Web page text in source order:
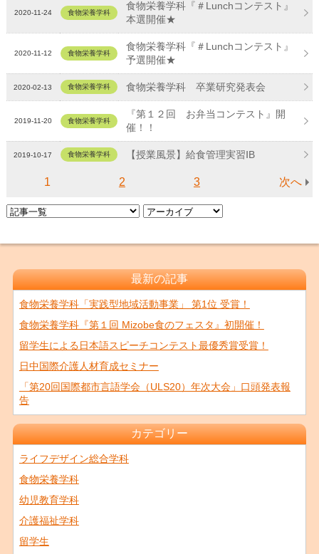
2020-11-24 食物栄養学科
食物栄養学科『＃Lunchコンテスト』
本選開催★
2020-11-12 食物栄養学科
食物栄養学科『＃Lunchコンテスト』
予選開催★
2020-02-13 食物栄養学科 食物栄養学科 卒業研究発表会
2019-11-20 食物栄養学科
『第１２回 お弁当コンテスト』開
催！！
2019-10-17 食物栄養学科 【授業風景】給食管理実習ⅠB
1 2 3 次へ
最新の記事
食物栄養学科「実践型地域活動事業」 第1位 受賞！
食物栄養学科『第１回 Mizobe食のフェスタ』初開催！
留学生による日本語スピーチコンテスト最優秀賞受賞！
日中国際介護人材育成セミナー
「第20回国際都市言語学会（ULS20）年次大会」口頭発表報
告
カテゴリー
ライフデザイン総合学科
食物栄養学科
幼児教育学科
介護福祉学科
留学生